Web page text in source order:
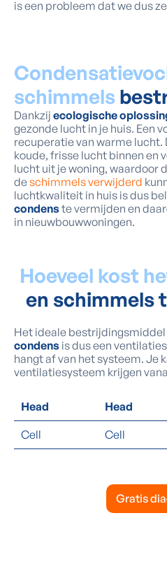
is een probleem dat we dus
schimmels
Dankzij ecologische
gezonde lucht in je huis. Een
recuperatie van warme lucht.
koude, frisse lucht binnen en
lucht uit je woning, waardoor
deschimmels verwijderd
luchtkwaliteit in huis is dus
condenste vermijden en
in nieuwbouwwoningen.
Hoeveel kost
en schimmels
Het ideale bestrijdingsmiddel
condens is dus een
hangt af van het systeem. Je
ventilatiesysteem krijgen
Head Head
Cell
Cell
Gratis